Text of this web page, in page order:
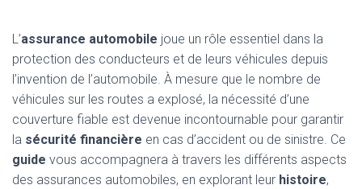
L’assurance automobile joue un rôle essentiel dans la
protection des conducteurs et de leurs véhicules depuis
l’invention de l’automobile. À mesure que le nombre de
véhicules sur les routes a explosé, la nécessité d’une
couverture fiable est devenue incontournable pour garantir
la sécurité financière en cas d’accident ou de sinistre. Ce
guide vous accompagnera à travers les différents aspects
des assurances automobiles, en explorant leur histoire,